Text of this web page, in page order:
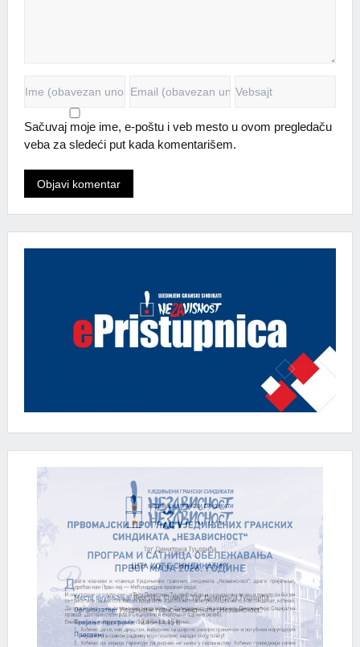
Sačuvaj moje ime, e-poštu i veb mesto u ovom pregledaču
veba za sledeći put kada komentarišem.